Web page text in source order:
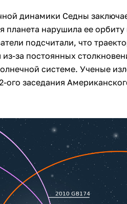
динамики Седны
планета нарушила ее
подсчитали, что
за постоянных
системе. Ученые
ого заседания